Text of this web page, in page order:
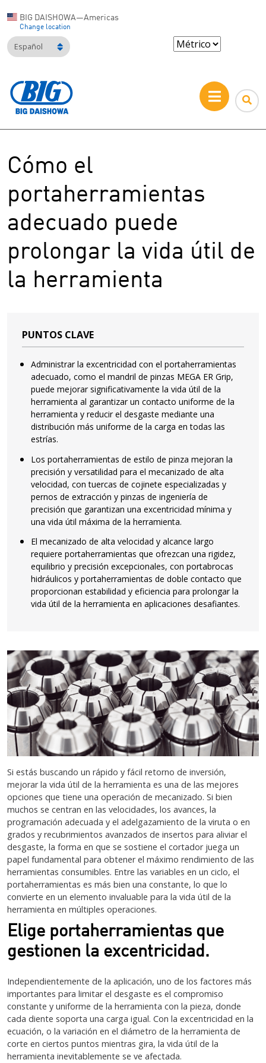
BIG DAISHOWA—Americas
Change location
Español
Cómo el
portaherramientas
adecuado puede
prolongar la vida útil de
la herramienta
PUNTOS CLAVE
Administrar la excentricidad con el portaherramientas
adecuado, como el mandril de pinzas MEGA ER Grip,
puede mejorar significativamente la vida útil de la
herramienta al garantizar un contacto uniforme de la
herramienta y reducir el desgaste mediante una
distribución más uniforme de la carga en todas las
estrías.
Los portaherramientas de estilo de pinza mejoran la
precisión y versatilidad para el mecanizado de alta
velocidad, con tuercas de cojinete especializadas y
pernos de extracción y pinzas de ingeniería de
precisión que garantizan una excentricidad mínima y
una vida útil máxima de la herramienta.
El mecanizado de alta velocidad y alcance largo
requiere portaherramientas que ofrezcan una rigidez,
equilibrio y precisión excepcionales, con portabrocas
hidráulicos y portaherramientas de doble contacto que
proporcionan estabilidad y eficiencia para prolongar la
vida útil de la herramienta en aplicaciones desafiantes.
Si estás buscando un rápido y fácil retorno de inversión,
mejorar la vida útil de la herramienta es una de las mejores
opciones que tiene una operación de mecanizado. Si bien
muchos se centran en las velocidades, los avances, la
programación adecuada y el adelgazamiento de la viruta o en
grados y recubrimientos avanzados de insertos para aliviar el
desgaste, la forma en que se sostiene el cortador juega un
papel fundamental para obtener el máximo rendimiento de las
herramientas consumibles. Entre las variables en un ciclo, el
portaherramientas es más bien una constante, lo que lo
convierte en un elemento invaluable para la vida útil de la
herramienta en múltiples operaciones.
Elige portaherramientas que
gestionen la excentricidad.
Independientemente de la aplicación, uno de los factores más
importantes para limitar el desgaste es el compromiso
constante y uniforme de la herramienta con la pieza, donde
cada diente soporta una carga igual. Con la excentricidad en la
ecuación, o la variación en el diámetro de la herramienta de
corte en ciertos puntos mientras gira, la vida útil de la
herramienta inevitablemente se ve afectada.